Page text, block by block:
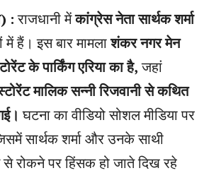
:राजधानी मेंकांग्रेस नेता सार्थक शर्मा
में हैं। इस बार मामलाशंकर नगर मेन
के पार्किंग एरिया का है,जहां
मालिक सन्नी रिजवानी से कथित
घटना का वीडियो सोशल मीडिया पर
सार्थक शर्मा और उनके साथी
से रोकने पर हिंसक हो जाते दिख रहे